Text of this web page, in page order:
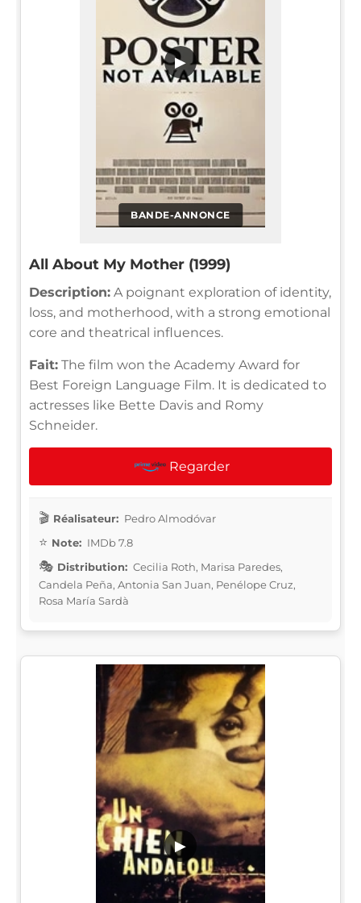
BANDE-ANNONCE
▶
All About My Mother (1999)
Description: A poignant exploration of identity,
loss, and motherhood, with a strong emotional
core and theatrical influences.
Fait: The film won the Academy Award for
Best Foreign Language Film. It is dedicated to
actresses like Bette Davis and Romy
Schneider.
Regarder
Réalisateur: Pedro Almodóvar
Note: IMDb 7.8
Distribution: Cecilia Roth, Marisa Paredes,
Candela Peña, Antonia San Juan, Penélope Cruz,
Rosa María Sardà
▶